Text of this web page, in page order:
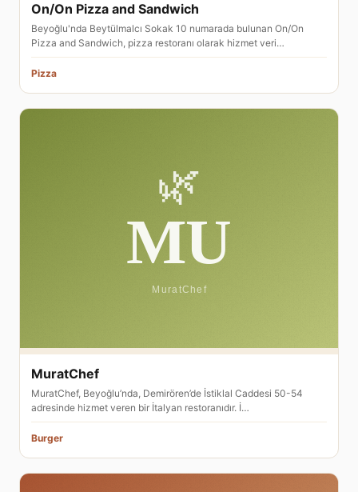
On/On Pizza and Sandwich
Beyoğlu'nda Beytülmalcı Sokak 10 numarada bulunan On/On
Pizza and Sandwich, pizza restoranı olarak hizmet veri…
Pizza
MuratChef
MuratChef, Beyoğlu’nda, Demirören’de İstiklal Caddesi 50-54
adresinde hizmet veren bir İtalyan restoranıdır. İ…
Burger